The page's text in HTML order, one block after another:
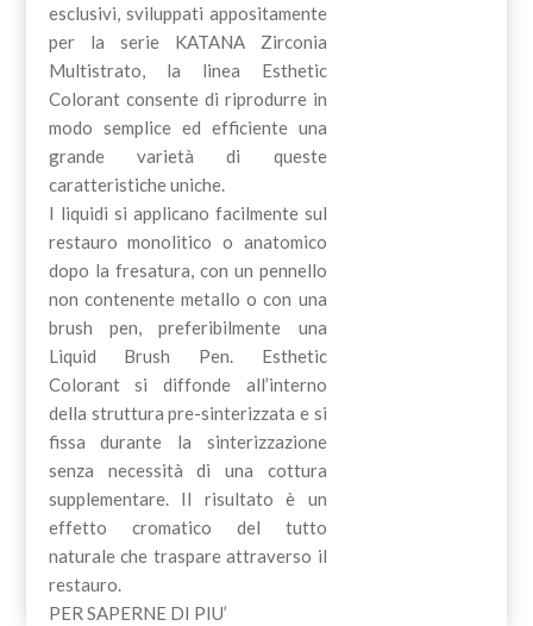
esclusivi, sviluppati appositamente
per la serie KATANA Zirconia
Multistrato, la linea Esthetic
Colorant consente di riprodurre in
modo semplice ed efficiente una
grande varietà di queste
caratteristiche uniche.
I liquidi si applicano facilmente sul
restauro monolitico o anatomico
dopo la fresatura, con un pennello
non contenente metallo o con una
brush pen, preferibilmente una
Liquid Brush Pen. Esthetic
Colorant si diffonde all’interno
della struttura pre-sinterizzata e si
fissa durante la sinterizzazione
senza necessità di una cottura
supplementare. Il risultato è un
effetto cromatico del tutto
naturale che traspare attraverso il
restauro.
PER SAPERNE DI PIU’